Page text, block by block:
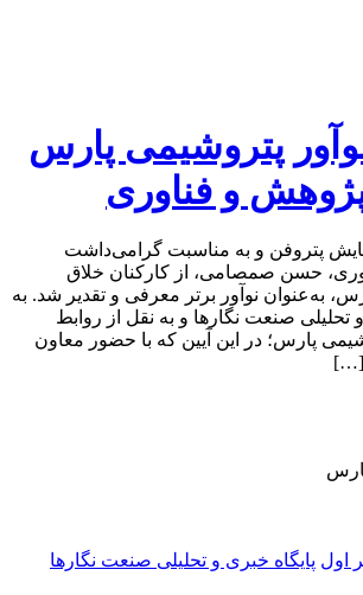
پتروشیمی پارس
و فناوری
پتروفن و به مناسبت گرامی‌داشت
حسن صمصامی، از کارکنان خلاق
به‌عنوان نوآور برتر معرفی و تقدیر شد. به
صنعت نگارها و به نقل از روابط
پارس؛ در این آیین که با حضور معاون
[…]
اول پایگاه خبری و تحلیلی صنعت نگارها